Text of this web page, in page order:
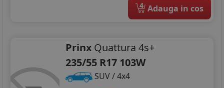
4 Adauga in cos
Prinx Quattura 4s+
235/55 R17 103W
SUV / 4x4